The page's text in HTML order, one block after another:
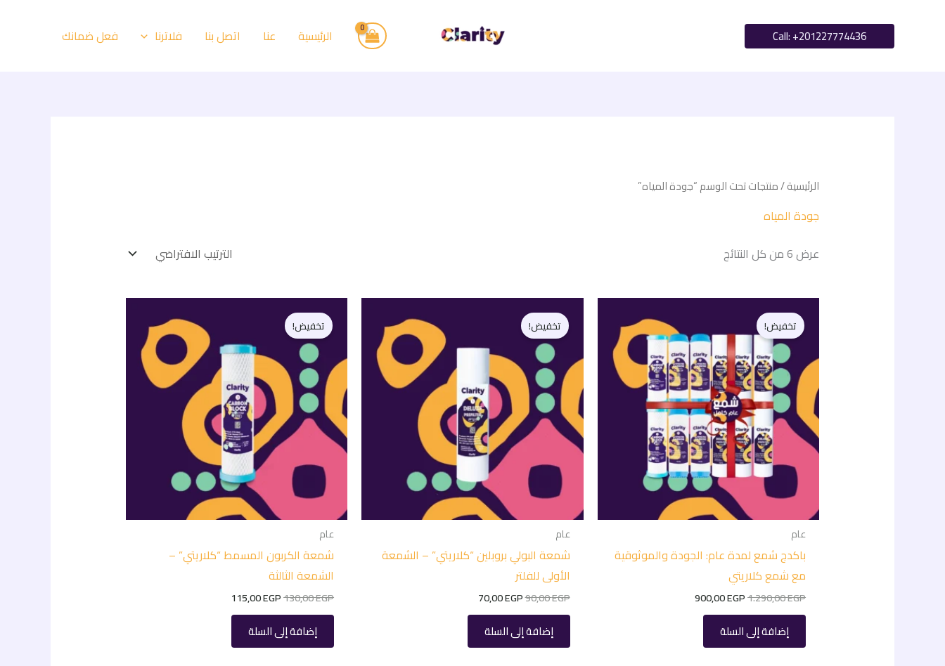
Call: ‪+201227774436‬ الرئيسية عنا اتصل بنا فلاترنا فعل ضمانك
الرئيسية/ منتجات تحت الوسم “جودة المياه”
جودة المياه
عرض ⁦6⁩ من كل النتائج
تخفيض!
عام
باكدج شمع لمدة عام: الجودة والموثوقية
مع شمع كلاريتي
1.290,00EGP
السعر
1.290,00 EGP.
900,00EGP
السعر
هو:
900,00 EGP.
إضافة إلى السلة
تخفيض!
عام
شمعة البولي بروبلين “كلاريتي” – الشمعة
الأولى للفلتر
90,00EGP
السعر
الأصلي
هو:
70,00EGP
السعر
إضافة إلى السلة
تخفيض!
عام
شمعة الكربون المسمط “كلاريتي” –
الشمعة الثالثة
130,00EGP
السعر
130,00 EGP.
115,00EGP
السعر
115,00 EGP.
إضافة إلى السلة